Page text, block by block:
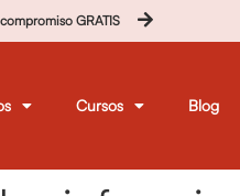
GRATIS
Cursos Blog